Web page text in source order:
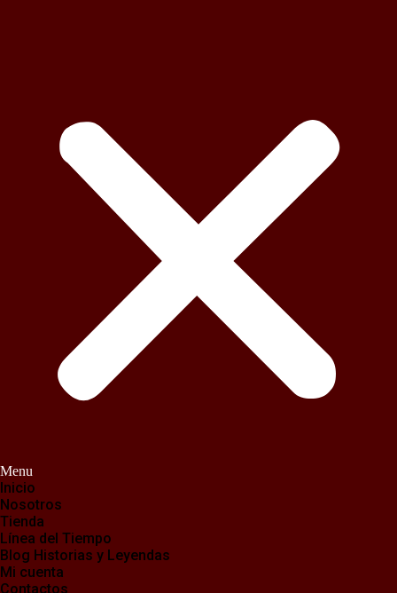
Menu
Inicio
Nosotros
Tienda
Línea del Tiempo
Blog Historias y Leyendas
Mi cuenta
Contactos